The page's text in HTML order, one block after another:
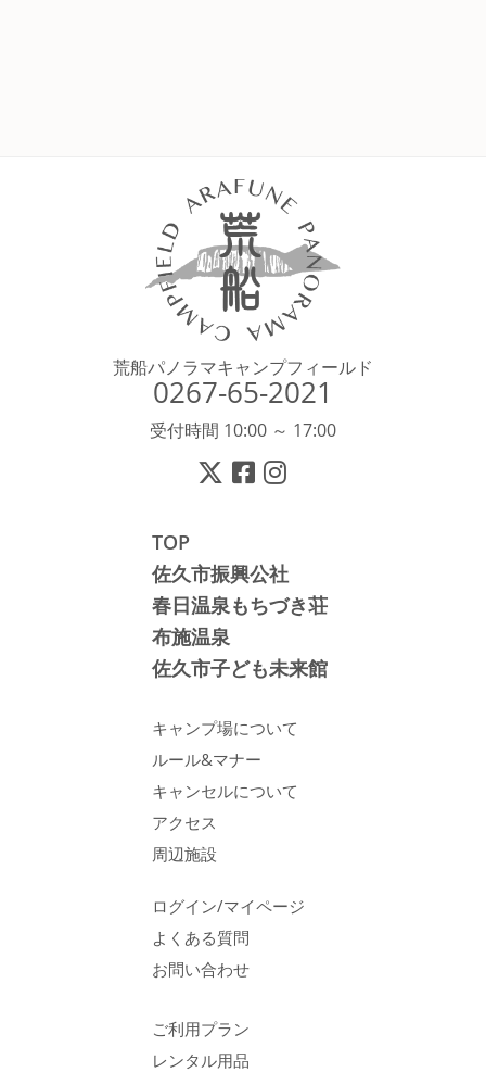
荒船パノラマキャンプフィールド
0267-65-2021
受付時間 10:00 ～ 17:00
TOP
佐久市振興公社
春日温泉もちづき荘
布施温泉
佐久市子ども未来館
キャンプ場について
ルール&マナー
キャンセルについて
アクセス
周辺施設
ログイン/マイページ
よくある質問
お問い合わせ
ご利用プラン
レンタル用品